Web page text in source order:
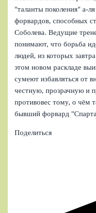
"таланты поколения"
форвардов, способных
Соболева. Ведущие
понимают, что борьба
людей, из которых
этом новом раскладе
сумеют избавляться от
честную, прозрачную и
противовес тому, о чём
бывший форвард
Поделиться